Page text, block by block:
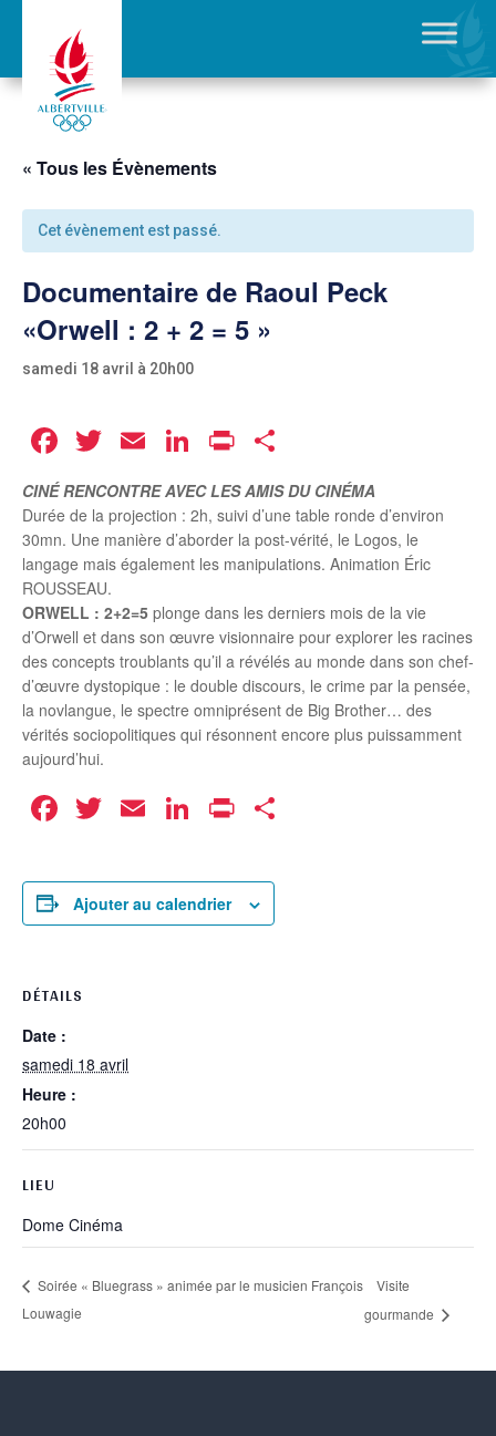
« Tous les Évènements
Cet évènement est passé.
Documentaire de Raoul Peck
«Orwell : 2 + 2 = 5 »
samedi 18 avril à 20h00
Facebook
Twitter
EmailLinkedIn
Print
CINÉ RENCONTRE AVEC LES AMIS DU CINÉMA
Durée de la projection : 2h, suivi d’une table ronde d’environ
30mn. Une manière d’aborder la post-vérité, le Logos, le
langage mais également les manipulations. Animation Éric
ROUSSEAU.
ORWELL : 2+2=5 plonge dans les derniers mois de la vie
d’Orwell et dans son œuvre visionnaire pour explorer les racines
des concepts troublants qu’il a révélés au monde dans son chef-
d’œuvre dystopique : le double discours, le crime par la pensée,
la novlangue, le spectre omniprésent de Big Brother… des
vérités sociopolitiques qui résonnent encore plus puissamment
aujourd’hui.
Facebook
Twitter
EmailLinkedIn
Print
Ajouter au calendrier
DÉTAILS
Date :
samedi 18 avril
Heure :
20h00
LIEU
Dome Cinéma
Soirée « Bluegrass » animée par le musicien François
Louwagie
Visite
gourmande